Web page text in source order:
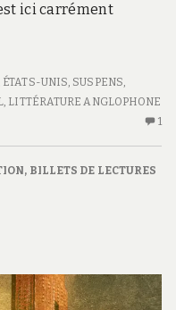
ici carrément
ÉTATS-UNIS SUSPENS
LITTÉRATURE ANGLOPHONE
1
, BILLETS DE LECTURES